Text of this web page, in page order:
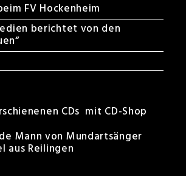
FV Hockenheim
berichtet von den
CDs mit CD-Shop